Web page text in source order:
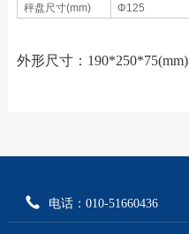
秤盘尺寸(mm)
Φ125
外形尺寸：190*250*75(mm)
电话：010-51660436